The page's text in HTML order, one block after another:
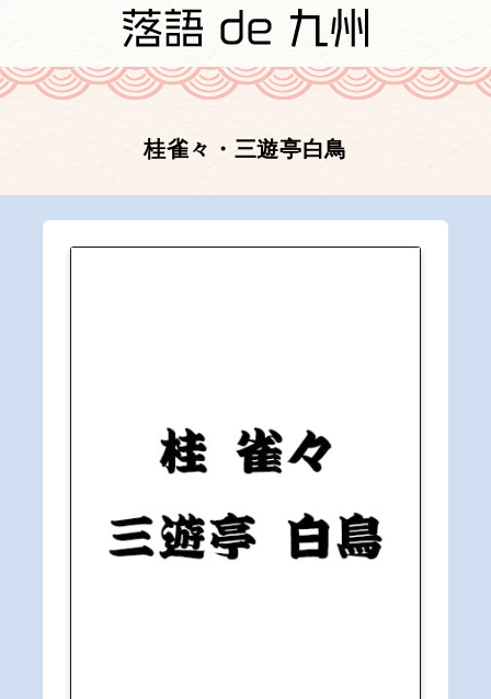
桂雀々・三遊亭白鳥